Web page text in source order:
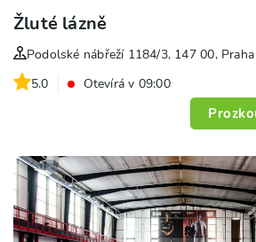
Žluté lázně
Podolské nábřeží 1184/3, 147 00, Praha
5.0
Otevírá v 09:00